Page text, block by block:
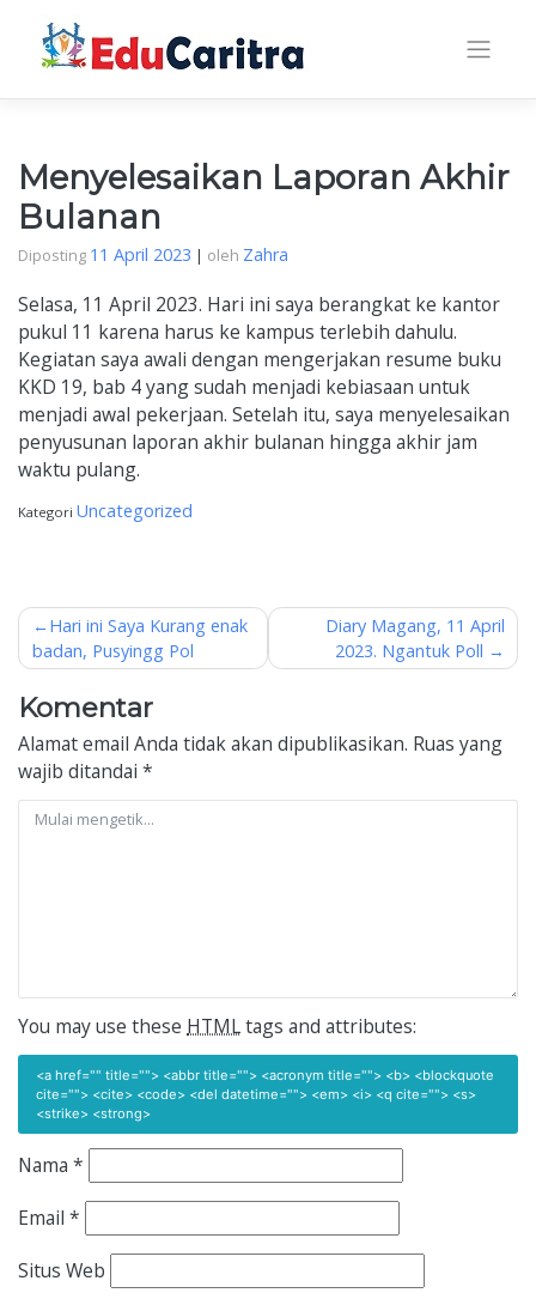
content
Menyelesaikan Laporan Akhir
Bulanan
Diposting 11 April 2023 | oleh Zahra
Selasa, 11 April 2023. Hari ini saya berangkat ke kantor
pukul 11 karena harus ke kampus terlebih dahulu.
Kegiatan saya awali dengan mengerjakan resume buku
KKD 19, bab 4 yang sudah menjadi kebiasaan untuk
menjadi awal pekerjaan. Setelah itu, saya menyelesaikan
penyusunan laporan akhir bulanan hingga akhir jam
waktu pulang.
Kategori Uncategorized
Navigasi
pos
Hari ini Saya Kurang enak
badan, Pusyingg Pol
Diary Magang, 11 April
2023. Ngantuk Poll
Komentar
Alamat email Anda tidak akan dipublikasikan. Ruas yang
wajib ditandai *
You may use these HTMLtags and attributes:
<a href="" title=""> <abbr title=""> <acronym title=""> <b> <blockquote
cite=""> <cite> <code> <del datetime=""> <em> <i> <q cite=""> <s>
<strike> <strong>
Nama *
Email *
Situs Web